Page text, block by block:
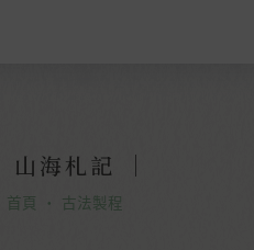
山海札記 ｜
首頁 ・ 古法製程